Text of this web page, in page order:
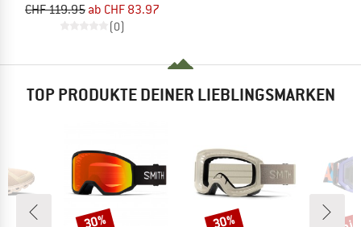
CHF 119.95 ab CHF 83.97
(0)
TOP PRODUKTE DEINER LIEBLINGSMARKEN
Rabatt
30% Rabatt
30%